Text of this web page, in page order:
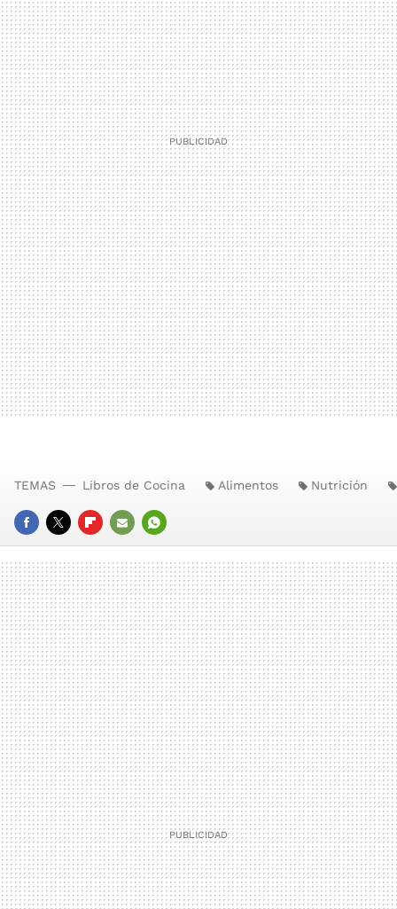
FACEBOOK
TWITTERFLIPBOARD
E-
MAIL
WHATSAPP
TEMAS Libros de Cocina Alimentos Nutrición